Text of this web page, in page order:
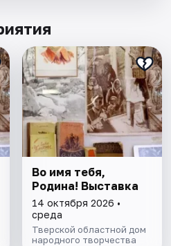
Во имя тебя,
Родина! Выставка
14 октября 2026 •
среда
Тверской областной дом
народного творчества